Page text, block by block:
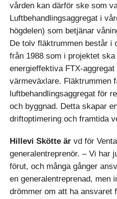
vården kan därför ske som
Luftbehandlingsaggregat i
högdelen) som betjänar
De tolv fläktrummen består i
från 1988 som i projektet
energieffektiva FTX-
värmeväxlare. Fläktrummen
luftbehandlingsaggregat för
och byggnad. Detta skapar
driftoptimering och framtida
Hillevi Skötte är vd för
generalentreprenör. – Vi har
förut, och många gånger
en generalentreprenad, men
drömmer om att ha ansvaret